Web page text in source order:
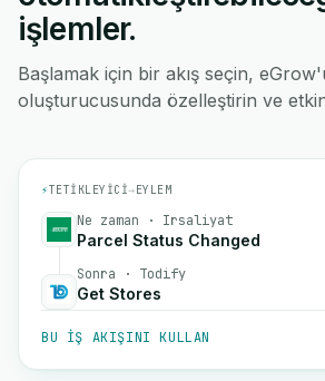
işlemler.
Başlamak için bir akış seçin,
oluşturucusunda özelleştirin ve
⚡TETIKLEYICI→EYLEM
Ne zaman · Irsaliyat
Parcel Status Changed
Sonra · Todify
Get Stores
BU IŞ AKIŞINI KULLAN